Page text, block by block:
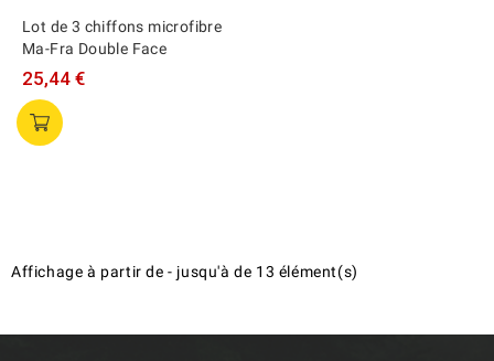
Lot de 3 chiffons microfibre
Ma-Fra Double Face
25,44 €
Affichage à partir de- jusqu'àde 13 élément(s)